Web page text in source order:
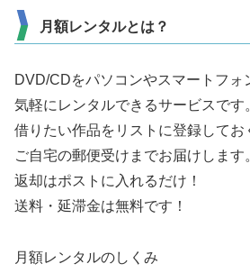
月額レンタルとは？
DVD/CDをパソコンやスマートフォ
気軽にレンタルできるサービスです
借りたい作品をリストに登録してお
ご自宅の郵便受けまでお届けします
返却はポストに入れるだけ！
送料・延滞金は無料です！
月額レンタルのしくみ